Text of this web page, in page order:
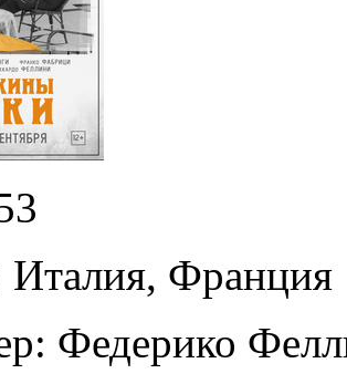
Италия, Франция
Федерико